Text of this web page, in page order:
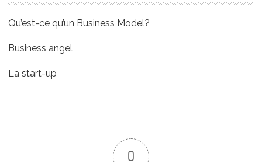
Qu’est-ce qu’un Business Model?
Business angel
La start-up
0